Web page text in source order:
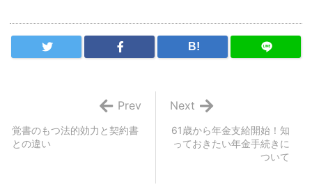
B!
61歳から年金支給開始！知
っておきたい年金手続きに
ついて
Next
覚書のもつ法的効力と契約書
との違い
Prev